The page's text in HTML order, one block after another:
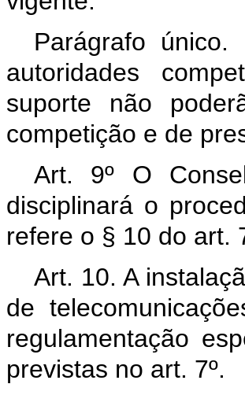
Parágrafo único.
autoridades
suporte não
competição e de
Art. 9º O
disciplinará o
refere o § 10 do art.
Art. 10. A
de
regulamentação
previstas no art. 7º.